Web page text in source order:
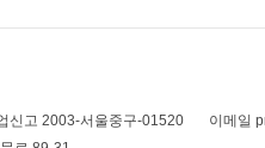
신고 2003-서울중구-01520
이메일